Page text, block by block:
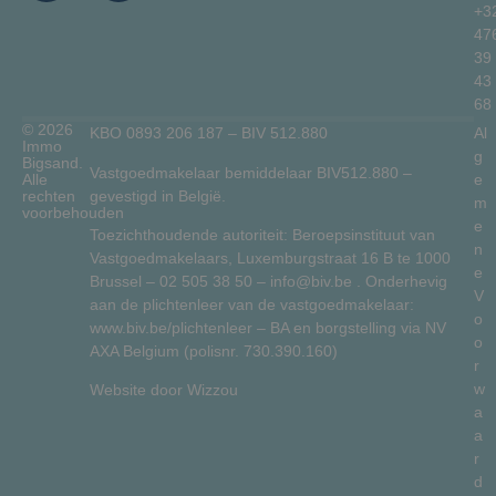
39
43
68
© 2026
Immo
Bigsand.
Alle
rechten
voorbehouden
KBO 0893 206 187 – BIV 512.880
Vastgoedmakelaar bemiddelaar BIV512.880 –
gevestigd in België.
Toezichthoudende autoriteit: Beroepsinstituut van
Vastgoedmakelaars, Luxemburgstraat 16 B te 1000
Brussel – 02 505 38 50 – info@biv.be . Onderhevig
aan de plichtenleer van de vastgoedmakelaar:
www.biv.be/plichtenleer – BA en borgstelling via NV
AXA Belgium (polisnr. 730.390.160)
Website door Wizzou
Al
g
e
m
e
n
e
V
o
o
r
w
a
a
r
d